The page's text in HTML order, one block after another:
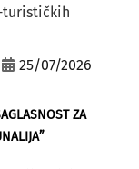
turističkih
25/07/2026
ZA